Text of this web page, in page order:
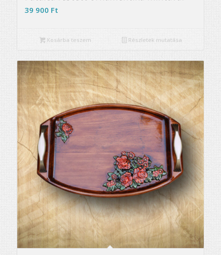
39 900 Ft
Kosárba teszem Részletek mutatása